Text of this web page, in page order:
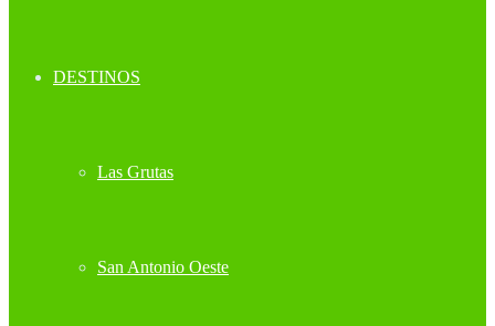
DESTINOS
Las Grutas
San Antonio Oeste